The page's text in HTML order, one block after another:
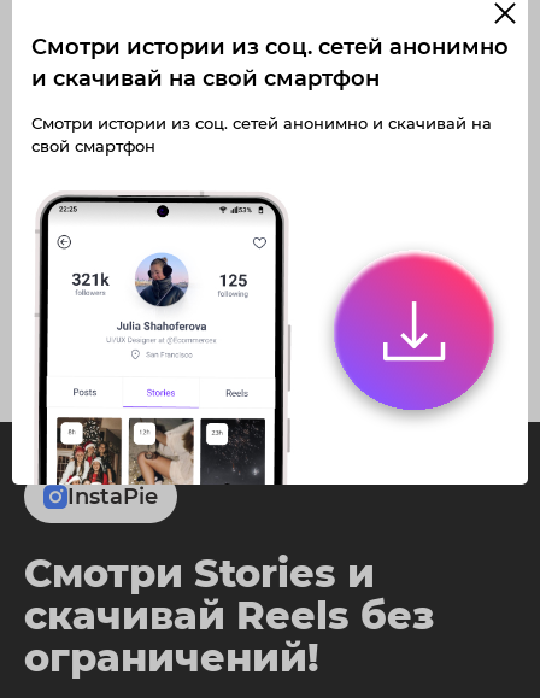
Получите доступ к архивным
публикациям korstli
историям korstli
Не отвлекайтесь на рекламу
историям korstli
InstaPie
Смотри Stories и
скачивай Reels без
ограничений!
Смотри истории из соц. сетей анонимно
и скачивай на свой смартфон
Смотри истории из соц. сетей анонимно и скачивай на
свой смартфон